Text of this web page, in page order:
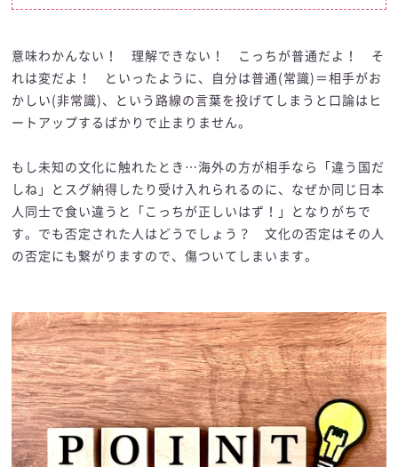
意味わかんない！ 理解できない！ こっちが普通だよ！ そ
れは変だよ！ といったように、自分は普通(常識)＝相手がお
かしい(非常識)、という路線の言葉を投げてしまうと口論はヒ
ートアップするばかりで止まりません。
もし未知の文化に触れたとき…海外の方が相手なら「違う国だ
しね」とスグ納得したり受け入れられるのに、なぜか同じ日本
人同士で食い違うと「こっちが正しいはず！」となりがちで
す。でも否定された人はどうでしょう？ 文化の否定はその人
の否定にも繋がりますので、傷ついてしまいます。